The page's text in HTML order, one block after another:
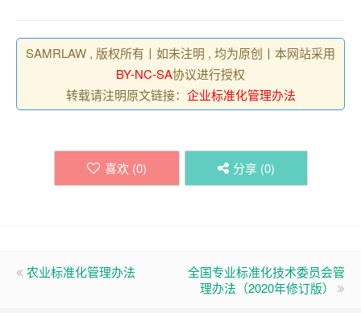
SAMRLAW , 版权所有丨如未注明 , 均为原创丨本网站采用
BY-NC-SA协议进行授权
转载请注明原文链接： 企业标准化管理办法
喜欢 (0) 分享 (0)
农业标准化管理办法
全国专业标准化技术委员会管
理办法（2020年修订版）